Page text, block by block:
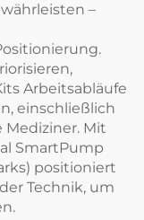
–
Arbeitsabläufe
einschließlich
Mit
SmartPump
positioniert
Technik, um